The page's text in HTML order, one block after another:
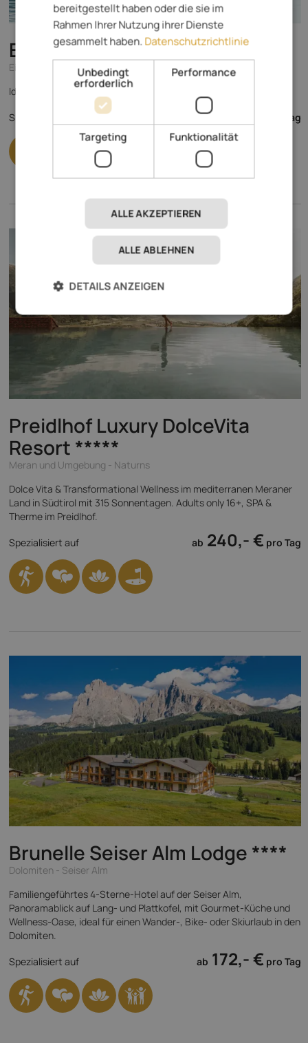
Erlebnisort Gassenhof****S
Eisacktal - Ridnaun
Ideal für alle, die Wandern, Skifahren und die gute Küche lieben!
Spezialisiert auf
ab180,- € pro Tag
Preidlhof Luxury DolceVita
Resort *****
Meran und Umgebung - Naturns
Dolce Vita & Transformational Wellness im mediterranen Meraner
Land in Südtirol mit 315 Sonnentagen. Adults only 16+, SPA &
Therme im Preidlhof.
Spezialisiert auf
ab 240,- € pro Tag
Brunelle Seiser Alm Lodge ****
Dolomiten - Seiser Alm
Familiengeführtes 4-Sterne-Hotel auf der Seiser Alm,
Panoramablick auf Lang- und Plattkofel, mit Gourmet-Küche und
Wellness-Oase, ideal für einen Wander-, Bike- oder Skiurlaub in den
Dolomiten.
Spezialisiert auf
ab 172,- € pro Tag
bereitgestellt haben oder die sie im
Rahmen Ihrer Nutzung ihrer Dienste
gesammelt haben.Datenschutzrichtlinie
Unbedingt
erforderlich
Performance
Targeting Funktionalität
ALLE AKZEPTIEREN
ALLE ABLEHNEN
DETAILS ANZEIGEN